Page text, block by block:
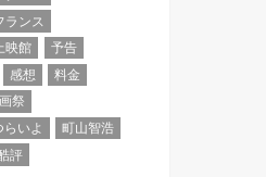
ランス
上映館
予告
感想
料金
祭
らいよ
町山智浩
評